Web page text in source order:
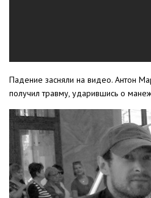
Падение засняли на видео. Антон
получил травму, ударившись о